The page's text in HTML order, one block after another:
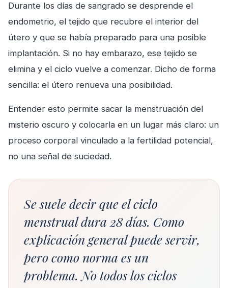
Durante los días de sangrado se desprende el
endometrio, el tejido que recubre el interior del
útero y que se había preparado para una posible
implantación. Si no hay embarazo, ese tejido se
elimina y el ciclo vuelve a comenzar. Dicho de forma
sencilla: el útero renueva una posibilidad.
Entender esto permite sacar la menstruación del
misterio oscuro y colocarla en un lugar más claro: un
proceso corporal vinculado a la fertilidad potencial,
no una señal de suciedad.
Se suele decir que el ciclo
menstrual dura 28 días. Como
explicación general puede servir,
pero como norma es un
problema. No todos los ciclos